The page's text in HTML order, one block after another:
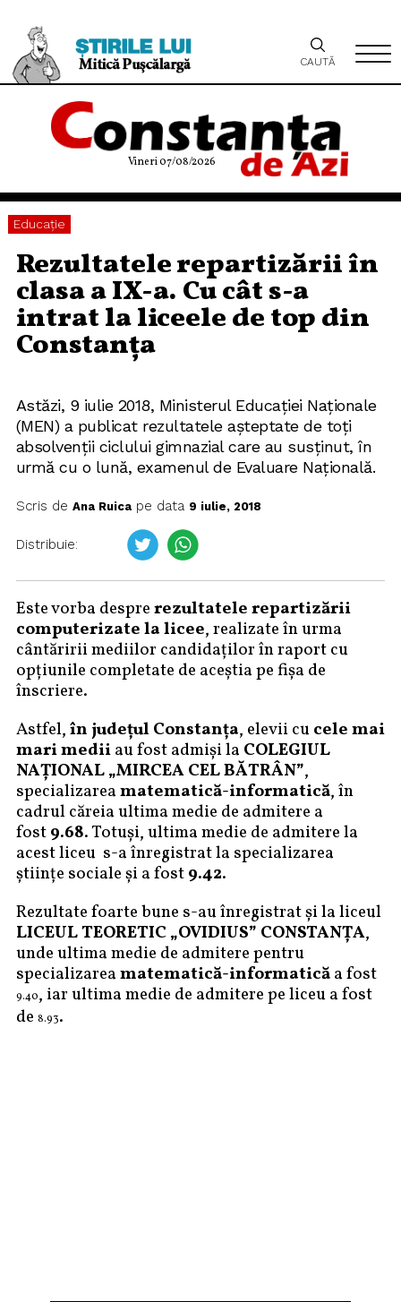
Vineri 07/08/2026
CAUTĂ
Educaţie
Rezultatele repartizării în
clasa a IX-a. Cu cât s-a
intrat la liceele de top din
Constanța
Astăzi, 9 iulie 2018, Ministerul Educației Naționale
(MEN) a publicat rezultatele așteptate de toți
absolvenții ciclului gimnazial care au susținut, în
urmă cu o lună, examenul de Evaluare Națională.
Scris de Ana Ruicape data 9 iulie, 2018
Distribuie:
Este vorba desprerezultatele repartizării
computerizate la licee, realizate în urma
cântăririi mediilor candidaților în raport cu
opțiunile completate de aceștia pe fișa de
înscriere.
Astfel,în județul Constanța, elevii cucele mai
mari mediiau fost admiși la COLEGIUL
NAŢIONAL „MIRCEA CEL BĂTRÂN”,
specializareamatematică-informatică, în
cadrul căreia ultima medie de admitere a
fost9.68. Totuși, ultima medie de admitere la
acest liceu s-a înregistrat la specializarea
științe sociale și a fost9.42.
Rezultate foarte bune s-au înregistrat și la liceul
LICEUL TEORETIC „OVIDIUS” CONSTANŢA,
unde ultima medie de admitere pentru
specializareamatematică-informaticăa fost
9.40, iar ultima medie de admitere pe liceu a fost
de 8.93.